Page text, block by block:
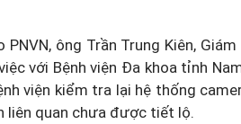
PNVN, ông Trần Trung Kiên,
với Bệnh viện Đa khoa tỉnh
viện kiểm tra lại hệ thống
liên quan chưa được tiết lộ.